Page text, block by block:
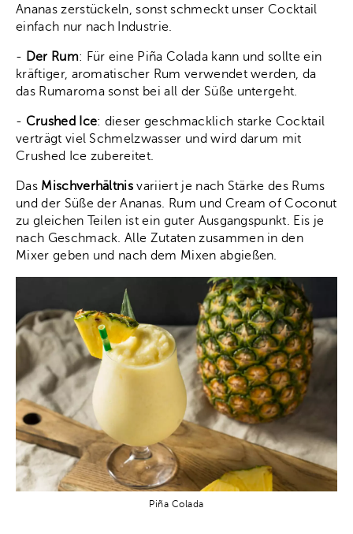
Ananas zerstückeln, sonst schmeckt unser Cocktail
einfach nur nach Industrie.
- Der Rum: Für eine Piña Colada kann und sollte ein
kräftiger, aromatischer Rum verwendet werden, da
das Rumaroma sonst bei all der Süße untergeht.
- Crushed Ice: dieser geschmacklich starke Cocktail
verträgt viel Schmelzwasser und wird darum mit
Crushed Ice zubereitet.
Das Mischverhältnis variiert je nach Stärke des Rums
und der Süße der Ananas. Rum und Cream of Coconut
zu gleichen Teilen ist ein guter Ausgangspunkt. Eis je
nach Geschmack. Alle Zutaten zusammen in den
Mixer geben und nach dem Mixen abgießen.
Piña Colada